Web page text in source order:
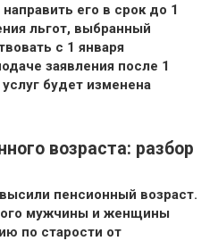
его в срок до 1
льгот, выбранный
с 1 января
заявления после 1
будет изменена
возраста: разбор
пенсионный возраст.
мужчины и женщины
по старости от